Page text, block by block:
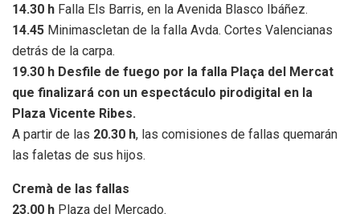
14.30 h Falla Els Barris, en la Avenida Blasco Ibáñez.
14.45 Minimascletan de la falla Avda. Cortes Valencianas
detrás de la carpa.
19.30 h Desfile de fuego por la falla Plaça del Mercat
que finalizará con un espectáculo pirodigital en la
Plaza Vicente Ribes.
A partir de las 20.30 h, las comisiones de fallas quemarán
las faletas de sus hijos.
Cremà de las fallas
23.00 h Plaza del Mercado.